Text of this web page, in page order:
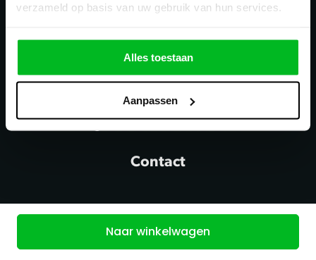
verzameld op basis van uw gebruik van hun services.
Alles toestaan
Aanpassen
Contact
Naar winkelwagen